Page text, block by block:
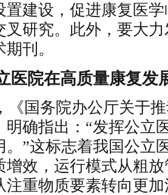
置建设，促进康复医
叉研究。此外，要大
刊。
医院在高质量康复发
国务院办公厅关于
明确指出：“发挥公立
。”这标志着我国公立
增效，运行模式从粗
注重物质要素转向更